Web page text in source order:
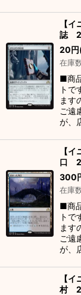
【
誌
20円
在庫
■商
トで
ます
ご遠
が、
【
口
300
在庫
■商
トで
ます
ご遠
が、
【
村